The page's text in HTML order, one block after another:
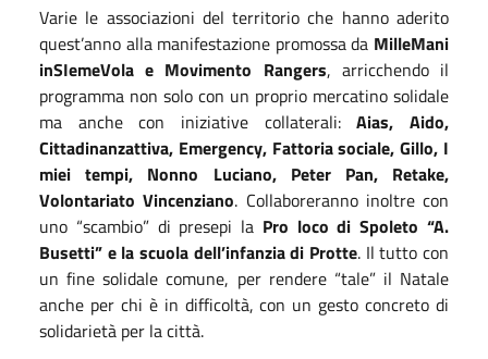
Varie le associazioni del territorio che hanno aderito
quest’anno alla manifestazione promossa da MilleMani
inSIemeVola e Movimento Rangers, arricchendo il
programma non solo con un proprio mercatino solidale
ma anche con iniziative collaterali:Aias, Aido,
Cittadinanzattiva, Emergency, Fattoria sociale, Gillo, I
miei tempi, Nonno Luciano, Peter Pan, Retake,
Volontariato Vincenziano. Collaboreranno inoltre con
uno “scambio” di presepi la Pro loco di Spoleto “A.
Busetti” e la scuola dell’infanzia di Protte. Il tutto con
un fine solidale comune, per rendere “tale” il Natale
anche per chi è in difficoltà, con un gesto concreto di
solidarietà per la città.